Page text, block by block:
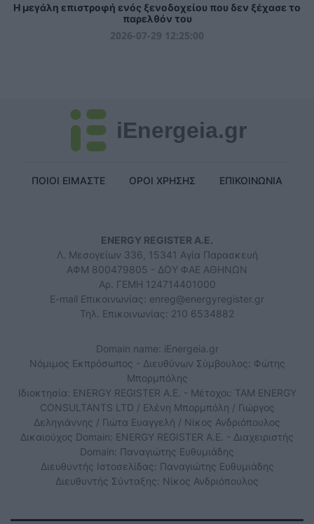
Η μεγάλη επιστροφή ενός ξενοδοχείου που δεν ξέχασε το
παρελθόν του
2026-07-29 12:25:00
iEnergeia.gr
ΠΟΙΟΙ ΕΙΜΑΣΤΕ ΟΡΟΙ ΧΡΗΣΗΣ ΕΠΙΚΟΙΝΩΝΙΑ
ENERGY REGISTER Α.Ε.
Λ. Μεσογείων 336, 15341 Αγία Παρασκευή
ΑΦΜ 800479805 - ΔΟΥ ΦΑΕ ΑΘΗΝΩΝ
Αρ. ΓΕΜΗ 124714401000
E-mail Επικοινωνίας: enreg@energyregister.gr
Τηλ. Επικοινωνίας: 210 6534882
Domain name: iEnergeia.gr
Νόμιμος Εκπρόσωπος - Διευθύνων Σύμβουλος: Φώτης
Μπορμπόλης
Ιδιοκτησία: ENERGY REGISTER Α.Ε. - Μέτοχοι: TAM ENERGY
CONSULTANTS LTD / Ελένη Μπορμπόλη / Γιώργος
Δεληγιάννης / Γιώτα Ευαγγελή / Νίκος Ανδριόπουλος
Δικαιούχος Domain: ENERGY REGISTER Α.Ε. - Διαχειριστής
Domain: Παναγιώτης Ευθυμιάδης
Διευθυντής Ιστοσελίδας: Παναγιώτης Ευθυμιάδης
Διευθυντής Σύνταξης: Νίκος Ανδριόπουλος